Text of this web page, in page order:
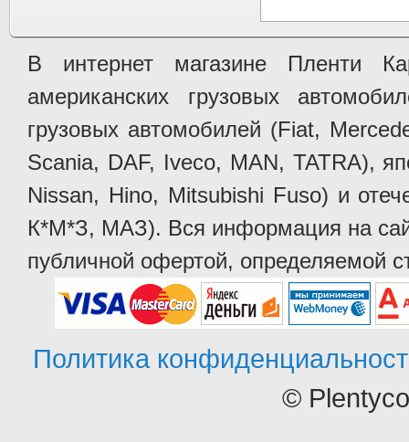
В интернет магазине Пленти
американских грузовых
грузовых автомобилей (Fiat,
Scania, DAF, Iveco, MAN, TATRA),
Nissan, Hino, Mitsubishi Fuso) и
К*М*З, МАЗ). Вся информация на
публичной офертой, определяемой
Политика
©